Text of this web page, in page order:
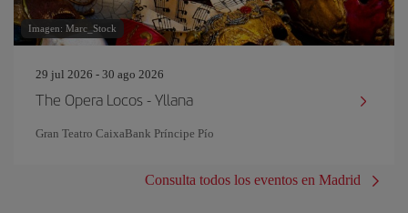
Imagen: Marc_Stock
29 jul 2026 - 30 ago 2026
The Opera Locos - Yllana
Gran Teatro CaixaBank Príncipe Pío
Consulta todos los eventos en Madrid